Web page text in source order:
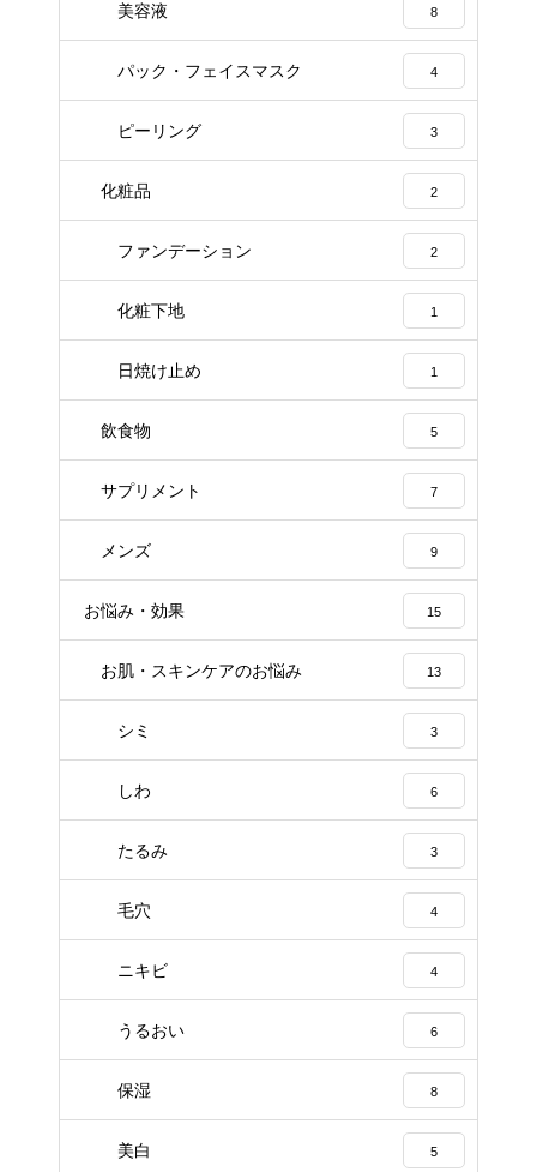
美容液 8
パック・フェイスマスク 4
ピーリング 3
化粧品 2
ファンデーション 2
化粧下地 1
日焼け止め 1
飲食物 5
サプリメント 7
メンズ 9
お悩み・効果 15
お肌・スキンケアのお悩み 13
シミ 3
しわ 6
たるみ 3
毛穴 4
ニキビ 4
うるおい 6
保湿 8
美白 5